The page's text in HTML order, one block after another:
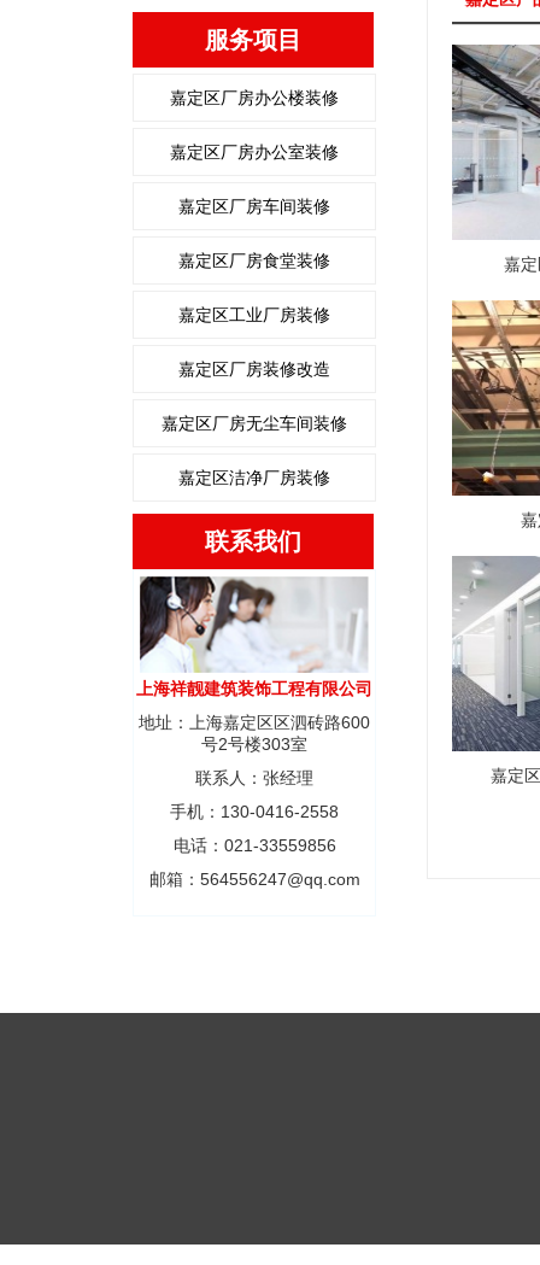
服务项目
嘉定区厂房办公楼装修
嘉定区厂房办公室装修
嘉定区厂房车间装修
嘉定区厂房食堂装修
嘉定区工业厂房装修
嘉定区厂房装修改造
嘉定区厂房无尘车间装修
嘉定区洁净厂房装修
联系我们
上海祥靓建筑装饰工程有限公司
地址：上海嘉定区区泗砖路600
号2号楼303室
联系人：张经理
手机：130-0416-2558
电话：021-33559856
邮箱：564556247@qq.com
嘉
嘉定